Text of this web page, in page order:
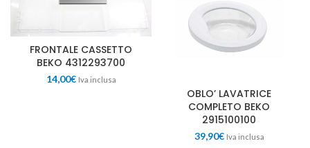
FRONTALE CASSETTO
BEKO 4312293700
14,00€ Iva inclusa
OBLO’ LAVATRICE
COMPLETO BEKO
2915100100
39,90€ Iva inclusa